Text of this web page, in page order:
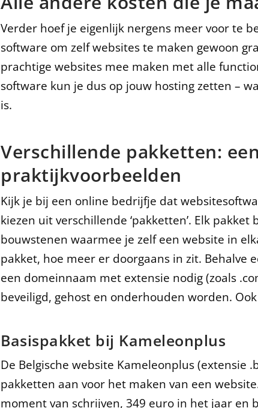
Verder hoef je eigenlijk nergens meer voor te
software om zelf websites te maken gewoon
prachtige websites mee maken met alle
software kun je dus op jouw hosting zetten –
is.
Verschillende pakketten:
praktijkvoorbeelden
Kijk je bij een online bedrijfje dat
kiezen uit verschillende ‘pakketten’. Elk
bouwstenen waarmee je zelf een website in
pakket, hoe meer er doorgaans in zit. Behalve
een domeinnaam met extensie nodig (zoals
beveiligd, gehost en onderhouden worden.
Basispakket bij Kameleonplus
De Belgische website Kameleonplus (extensie
pakketten aan voor het maken van een
moment van schrijven, 349 euro in het jaar en